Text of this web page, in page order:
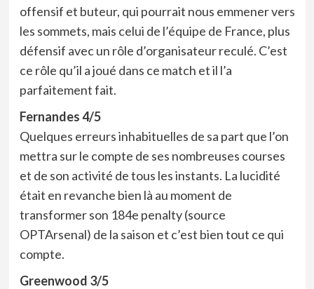
offensif et buteur, qui pourrait nous emmener vers
les sommets, mais celui de l’équipe de France, plus
défensif avec un rôle d’organisateur reculé. C’est
ce rôle qu’il a joué dans ce match et il l’a
parfaitement fait.
Fernandes 4/5
Quelques erreurs inhabituelles de sa part que l’on
mettra sur le compte de ses nombreuses courses
et de son activité de tous les instants. La lucidité
était en revanche bien là au moment de
transformer son 184e penalty (source
OPTArsenal) de la saison et c’est bien tout ce qui
compte.
Greenwood 3/5